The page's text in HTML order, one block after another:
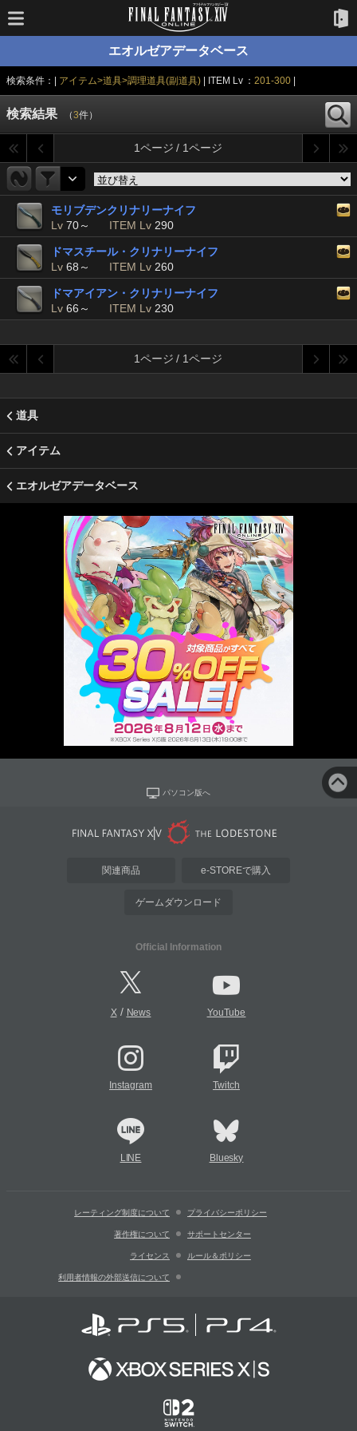
エオルゼアデータベース
検索条件：| アイテム>道具>調理道具(副道具) | ITEM Lv ：201-300
検索結果 （3件）
1ページ / 1ページ
モリブデンクリナリーナイフ
Lv 70～ ITEM Lv 290
ドマスチール・クリナリーナイフ
Lv 68～ ITEM Lv 260
ドマアイアン・クリナリーナイフ
Lv 66～ ITEM Lv 230
1ページ / 1ページ
道具
アイテム
エオルゼアデータベース
パソコン版へ
関連商品 e-STOREで購入
ゲームダウンロード
Official Information
X/ News YouTube
Instagram Twitch
LINE Bluesky
レーティング制度について プライバシーポリシー
著作権について サポートセンター
ライセンス ルール＆ポリシー
利用者情報の外部送信について